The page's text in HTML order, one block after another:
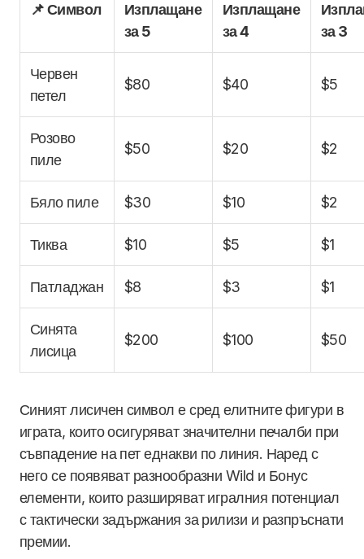
📌 Символ
Изплащане
за 5
Изплащане
за 4
за 3
Червен
петел
$80 $40 $5
Розово
пиле
$50 $20 $2
Бяло пиле $30 $10 $2
Тиква $10 $5 $1
Патладжан $8 $3 $1
Синята
лисица
$200 $100 $50
Синият лисичен символ е сред елитните фигури в
играта, които осигуряват значителни печалби при
съвпадение на пет еднакви по линия. Наред с
него се появяват разнообразни Wild и Бонус
елементи, които разширяват игралния потенциал
с тактически задържания за рилизи и разпръснати
премии.